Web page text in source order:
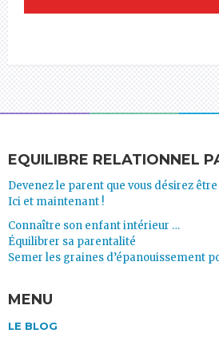
EQUILIBRE RELATIONNEL
Devenez le parent que vous désirez être
Ici et maintenant !
Connaître son enfant intérieur …
Équilibrer sa parentalité
Semer les graines d’épanouissement
MENU
LE BLOG